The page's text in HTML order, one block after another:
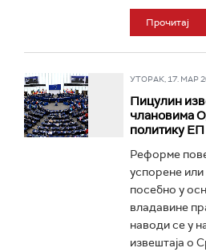
Прочитај
УТОРАК, 17. МАР
Пицулин
члановима
политику ЕП
Реформе
успорене или
посебно у
владавине
наводи се у
извештаја о